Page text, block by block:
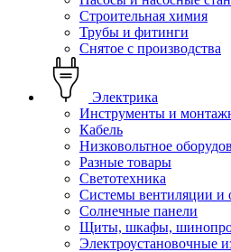
Строительная химия
Трубы и фитинги
Снятое с производства
Электрика
Инструменты и
Кабель
Низковольтное
Разные товары
Светотехника
Системы вентиляции и
Солнечные панели
Щиты, шкафы,
Электроустановочные